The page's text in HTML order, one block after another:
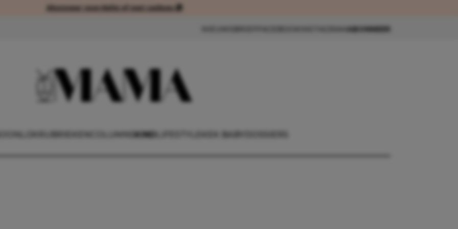
Abonneer voordelig of met cadeau 🎁Abonneer voordelig of met cadeau 🎁
ABONNEER
KIND